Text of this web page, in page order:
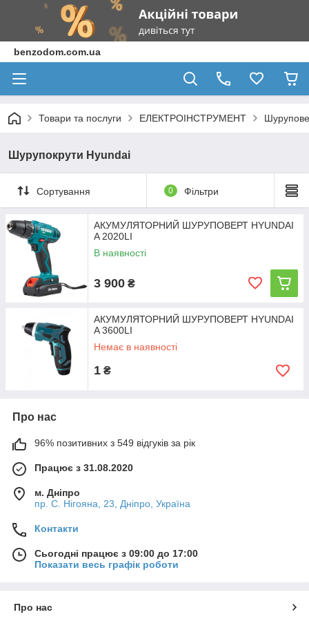
benzodom.com.ua
Товари та послуги ЕЛЕКТРОІНСТРУМЕНТ
Шурупокрути Hyundai
Сортування 0 Фільтри
АКУМУЛЯТОРНИЙ ШУРУПОВЕРТ HYUNDAI
A 2020LI
В наявності
3 900 ₴
АКУМУЛЯТОРНИЙ ШУРУПОВЕРТ HYUNDAI
A 3600LI
Немає в наявності
1 ₴
Про нас
96% позитивних з 549 відгуків за рік
Працює з 31.08.2020
м. Дніпро
пр. С. Нігояна, 23, Дніпро, Україна
Контакти
Сьогодні працює з 09:00 до 17:00
Показати весь графік роботи
Про нас